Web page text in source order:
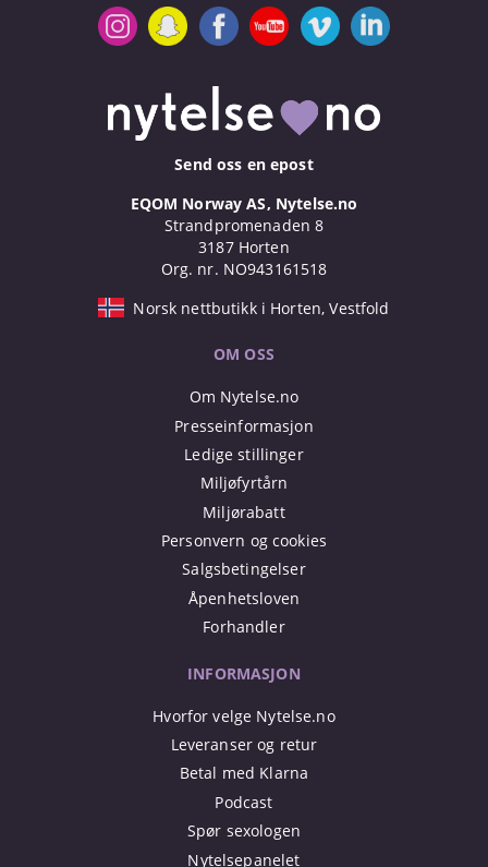
Send oss en epost
EQOM Norway AS, Nytelse.no
Strandpromenaden 8
3187 Horten
Org. nr. NO943161518
Norsk nettbutikk i Horten, Vestfold
OM OSS
Om Nytelse.no
Presseinformasjon
Ledige stillinger
Miljøfyrtårn
Miljørabatt
Personvern og cookies
Salgsbetingelser
Åpenhetsloven
Forhandler
INFORMASJON
Hvorfor velge Nytelse.no
Leveranser og retur
Betal med Klarna
Podcast
Spør sexologen
Nytelsepanelet